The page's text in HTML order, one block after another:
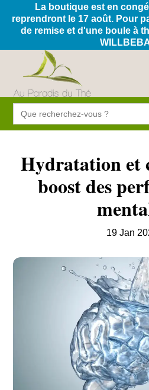
La boutique est en
reprendront le 17 août. Pour
de remise et d'une boule à
Search
for:
Hydratation et
boost des
19 Jan